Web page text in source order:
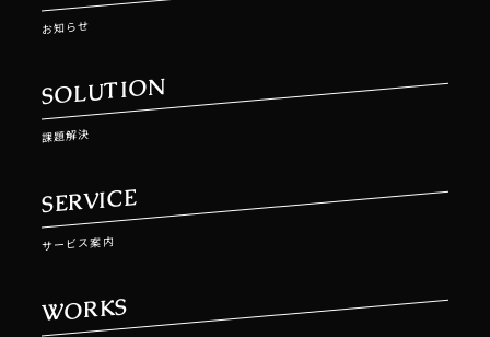
お知らせ
SOLUTION
課題解決
SERVICE
サービス案内
WORKS